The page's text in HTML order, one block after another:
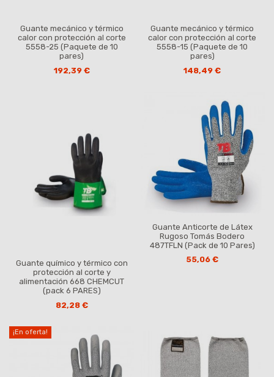
Guante mecánico y térmico
calor con protección al corte
5558-25 (Paquete de 10
pares)
192,39 €
Guante mecánico y térmico
calor con protección al corte
5558-15 (Paquete de 10
pares)
148,49 €
Guante químico y térmico con
protección al corte y
alimentación 668 CHEMCUT
(pack 6 PARES)
82,28 €
Guante Anticorte de Látex
Rugoso Tomás Bodero
487TFLN (Pack de 10 Pares)
55,06 €
¡En oferta!